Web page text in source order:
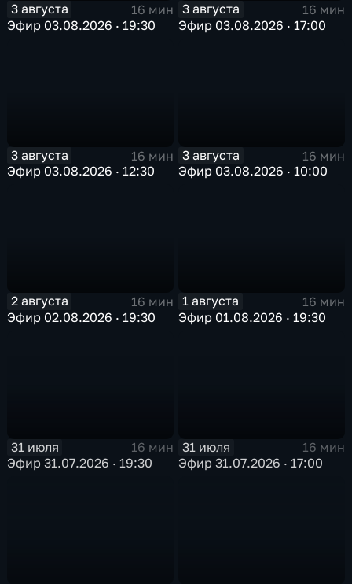
3 августа
16 мин
Эфир 03.08.2026 · 19:30
3 августа
16 мин
Эфир 03.08.2026 · 17:00
3 августа
16 мин
Эфир 03.08.2026 · 12:30
3 августа
16 мин
Эфир 03.08.2026 · 10:00
2 августа
16 мин
Эфир 02.08.2026 · 19:30
1 августа
16 мин
Эфир 01.08.2026 · 19:30
31 июля
16 мин
Эфир 31.07.2026 · 19:30
31 июля
16 мин
Эфир 31.07.2026 · 17:00